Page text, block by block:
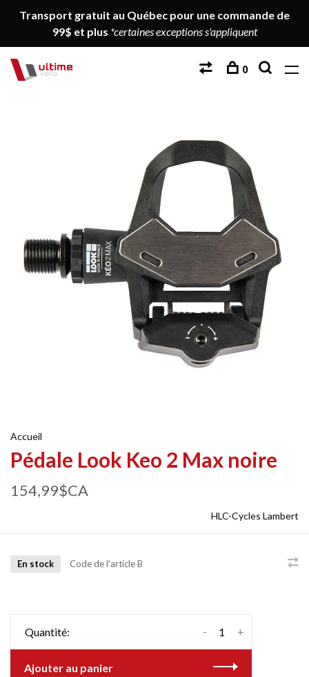
Transport gratuit au Québec pour une commande de
99$ et plus *certaines exceptions s'appliquent
0
Accueil
Pédale Look Keo 2 Max noire
154,99$CA
HLC-Cycles Lambert
En stock Code de l'articleB
Quantité: +
-
Ajouter au panier